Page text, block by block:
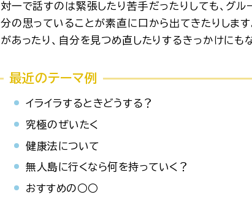
対一で話すのは緊張したり苦手だったりしても、グ
分の思っていることが素直に口から出てきたりしま
があったり、自分を見つめ直したりするきっかけにもな
最近のテーマ例
イライラするときどうする？
究極のぜいたく
健康法について
無人島に行くなら何を持っていく？
おすすめの○○